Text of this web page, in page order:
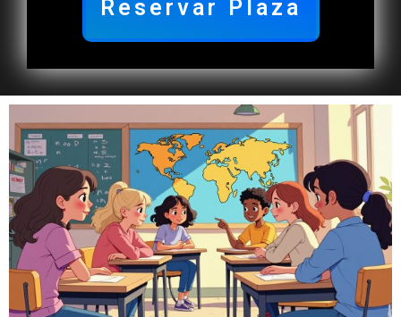
Reservar Plaza